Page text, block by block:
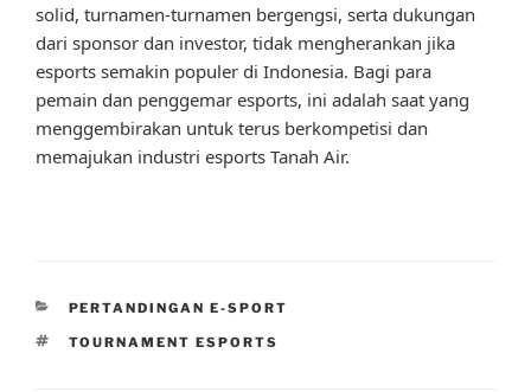
solid, turnamen-turnamen bergengsi, serta dukungan
dari sponsor dan investor, tidak mengherankan jika
esports semakin populer di Indonesia. Bagi para
pemain dan penggemar esports, ini adalah saat yang
menggembirakan untuk terus berkompetisi dan
memajukan industri esports Tanah Air.
CATEGORIES
PERTANDINGAN E-SPORT
TAGS
TOURNAMENT ESPORTS